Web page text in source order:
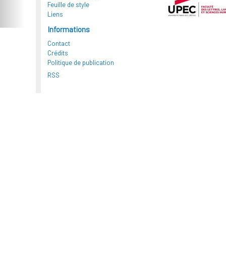
Feuille de style
Liens
Informations
Contact
Crédits
Politique de publication
RSS